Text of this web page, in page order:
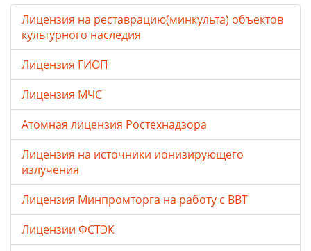
Лицензия на реставрацию(минкульта) объектов
культурного наследия
Лицензия ГИОП
Лицензия МЧС
Атомная лицензия Ростехнадзора
Лицензия на источники ионизирующего
излучения
Лицензия Минпромторга на работу с ВВТ
Лицензии ФСТЭК